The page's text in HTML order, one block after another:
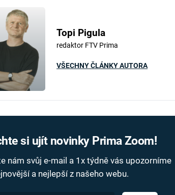
Topi Pigula
redaktor FTV Prima
VŠECHNY ČLÁNKY AUTORA
si ujít novinky Prima Zoom!
nám svůj e-mail a 1x týdně vás upozorníme
a nejlepší z našeho webu.